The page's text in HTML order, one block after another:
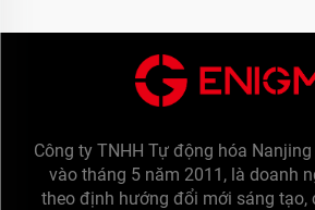
Công ty TNHH Tự động hóa
vào tháng 5 năm 2011, là doanh
theo định hướng đổi mới sáng tạo,